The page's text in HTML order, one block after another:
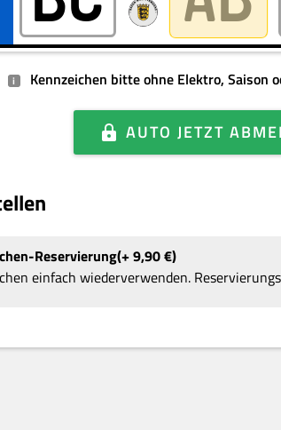
i Kennzeichen bitte ohne Elektro, Saison
AUTO JETZT
Reservierung + 9,90€
einfach wiederverwenden.